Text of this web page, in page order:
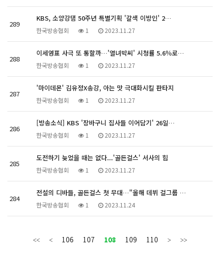
289
KBS, 소양강댐 50주년 특별기획 '갈색 이방인' 2…
한국방송협회 1 2023.11.27
288
이세영표 사극 또 통할까…'열녀박씨' 시청률 5.6％로…
한국방송협회 1 2023.11.27
287
'마이데몬' 김유정X송강, 아는 맛 극대화시킬 판타지
한국방송협회 1 2023.11.27
286
[방송소식] KBS '장바구니 집사들 이어담기' 26일…
한국방송협회 1 2023.11.27
285
도전하기 늦었을 때는 없다...'골든걸스' 서사의 힘
한국방송협회 1 2023.11.27
284
전설의 디바들, 골든걸스 첫 무대…"올해 데뷔 걸그룹 …
한국방송협회 1 2023.11.24
106 107 108 109 110